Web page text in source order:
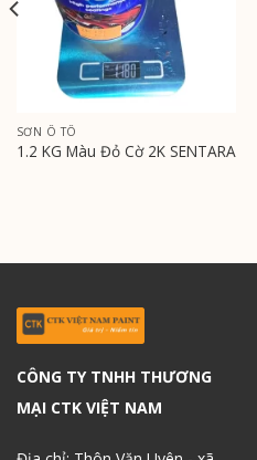
SƠN Ô TÔ
1.2 KG Màu Đỏ Cờ 2K SENTARA
CÔNG TY TNHH THƯƠNG
MẠI CTK VIỆT NAM